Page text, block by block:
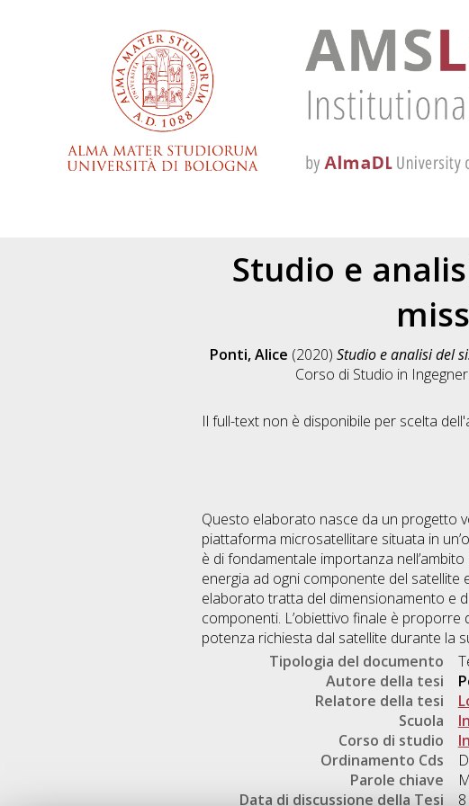
Studio e
Ponti, Alice (2020) Studio e analisi del
Corso di Studio in
Il full-text non è disponibile per scelta
Questo elaborato nasce da un progetto
piattaforma microsatellitare situata in
è di fondamentale importanza
energia ad ogni componente del satellite
elaborato tratta del dimensionamento e
componenti. L’obiettivo finale è
potenza richiesta dal satellite durante la
Tipologia del documento
Autore della tesi
Relatore della tesi
Scuola
Corso di studio
Ordinamento Cds
Parole chiave
Data di discussione della Tesi